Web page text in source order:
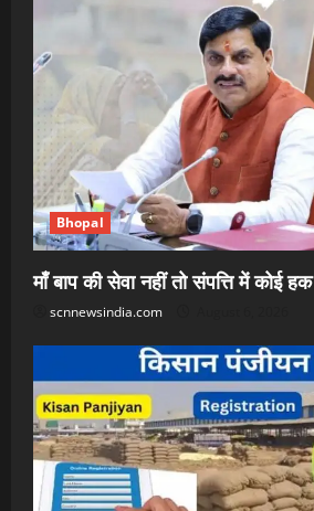
Bhopal
माँ बाप की सेवा नहीं तो संपत्ति में कोई
scnnewsindia.com